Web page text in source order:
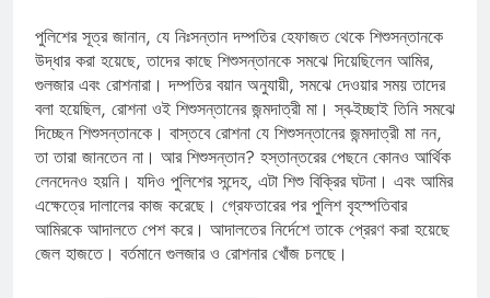
পুলিশের সূত্র জানান, যে নিঃসন্তান দম্পতির হেফাজত থেকে শিশুসন্তানকে
উদ্ধার করা হয়েছে, তাদের কাছে শিশুসন্তানকে সমঝে দিয়েছিলেন আমির,
গুলজার এবং রোশনারা। দম্পতির বয়ান অনুযায়ী, সমঝে দেওয়ার সময় তাদের
বলা হয়েছিল, রোশনা ওই শিশুসন্তানের জন্মদাত্রী মা। স্ব-ইচ্ছাই তিনি সমঝে
দিচ্ছেন শিশুসন্তানকে। বাস্তবে রোশনা যে শিশুসন্তানের জন্মদাত্রী মা নন,
তা তারা জানতেন না। আর শিশুসন্তান? হস্তান্তরের পেছনে কোনও আর্থিক
লেনদেনও হয়নি। যদিও পুলিশের সন্দেহ, এটা শিশু বিক্রির ঘটনা। এবং আমির
এক্ষেত্রে দালালের কাজ করেছে। গ্রেফতারের পর পুলিশ বৃহস্পতিবার
আমিরকে আদালতে পেশ করে। আদালতের নির্দেশে তাকে প্রেরণ করা হয়েছে
জেল হাজতে। বর্তমানে গুলজার ও রোশনার খোঁজ চলছে।